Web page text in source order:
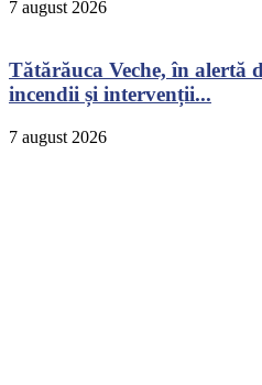
7 august 2026
Tătărăuca Veche, în alertă
incendii și intervenții...
7 august 2026